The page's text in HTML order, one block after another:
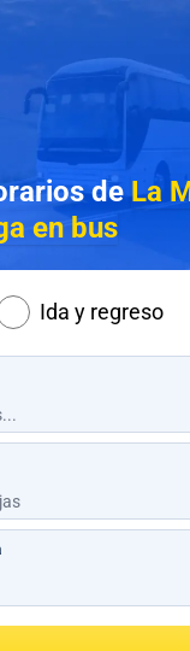
deLa
en bus
Ida y regreso